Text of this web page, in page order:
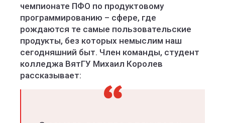
чемпионате ПФО по продуктовому
программированию – сфере, где
рождаются те самые пользовательские
продукты, без которых немыслим наш
сегодняшний быт. Член команды, студент
колледжа ВятГУ Михаил Королев
рассказывает: